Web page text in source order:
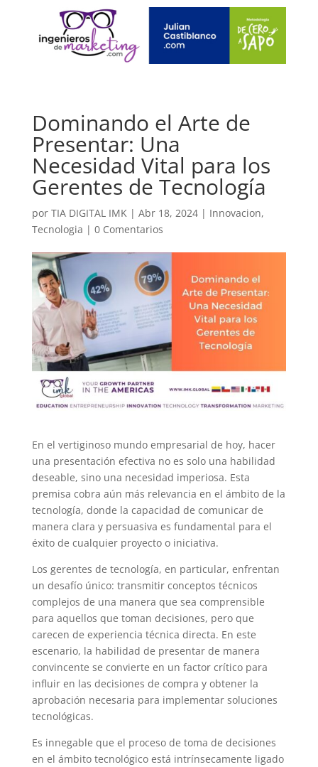
Dominando el Arte de
Presentar: Una
Necesidad Vital para los
Gerentes de Tecnología
por TIA DIGITAL IMK | Abr 18, 2024| Innovacion,
Tecnologia | 0 Comentarios
En el vertiginoso mundo empresarial de hoy, hacer
una presentación efectiva no es solo una habilidad
deseable, sino una necesidad imperiosa. Esta
premisa cobra aún más relevancia en el ámbito de la
tecnología, donde la capacidad de comunicar de
manera clara y persuasiva es fundamental para el
éxito de cualquier proyecto o iniciativa.
Los gerentes de tecnología, en particular, enfrentan
un desafío único: transmitir conceptos técnicos
complejos de una manera que sea comprensible
para aquellos que toman decisiones, pero que
carecen de experiencia técnica directa. En este
escenario, la habilidad de presentar de manera
convincente se convierte en un factor crítico para
influir en las decisiones de compra y obtener la
aprobación necesaria para implementar soluciones
tecnológicas.
Es innegable que el proceso de toma de decisiones
en el ámbito tecnológico está intrínsecamente ligado